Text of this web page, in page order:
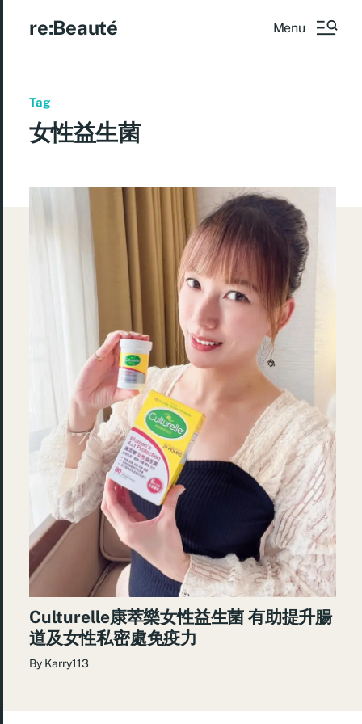
re:Beauté Menu
Tag
女性益生菌
Culturelle康萃樂女性益生菌 有助提升腸
道及女性私密處免疫力
By Karry113